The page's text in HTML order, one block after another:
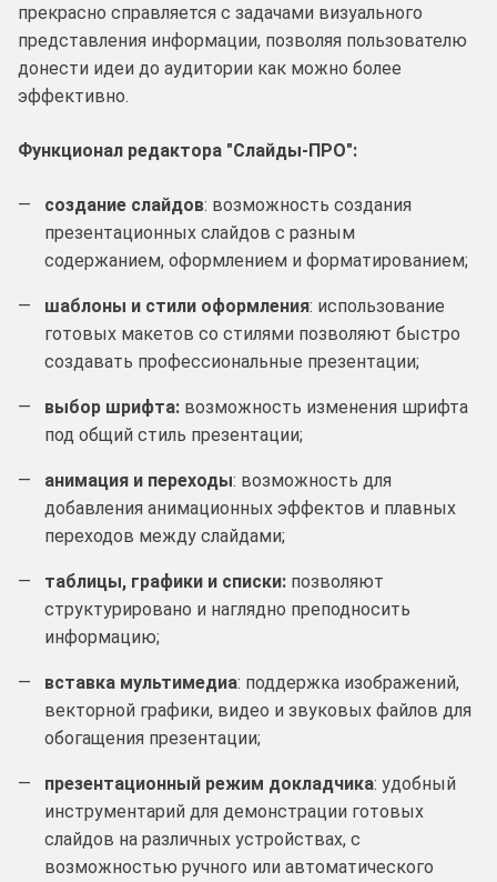
прекрасно справляется с задачами визуального
представления информации, позволяя пользователю
донести идеи до аудитории как можно более
эффективно.
Функционал редактора "Слайды-ПРО":
создание слайдов: возможность создания
презентационных слайдов с разным
содержанием, оформлением и форматированием;
шаблоны и стили оформления: использование
готовых макетов со стилями позволяют быстро
создавать профессиональные презентации;
выбор шрифта: возможность изменения шрифта
под общий стиль презентации;
анимация и переходы: возможность для
добавления анимационных эффектов и плавных
переходов между слайдами;
таблицы, графики и списки: позволяют
структурировано и наглядно преподносить
информацию;
вставка мультимедиа: поддержка изображений,
векторной графики, видео и звуковых файлов для
обогащения презентации;
презентационный режим докладчика: удобный
инструментарий для демонстрации готовых
слайдов на различных устройствах, с
возможностью ручного или автоматического